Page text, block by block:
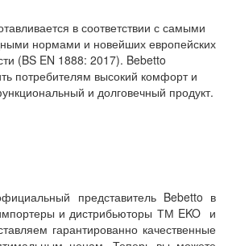
в соответствии с самыми
нормами и новейших европейских
(BS EN 1888: 2017). Bebetto
потребителям высокий комфорт и
и долговечный продукт.
представитель Bebetto в
и дистрибьюторы ТМ EKO и
гарантированно качественные